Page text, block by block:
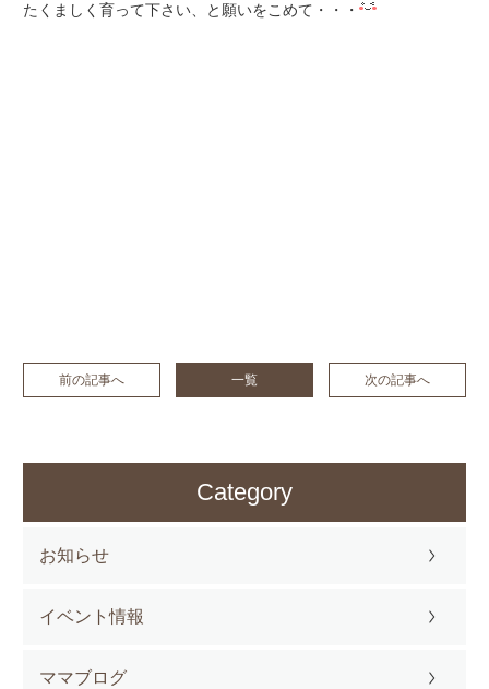
たくましく育って下さい、と願いをこめて・・・
前の記事へ 一覧 次の記事へ
Category
お知らせ
イベント情報
ママブログ